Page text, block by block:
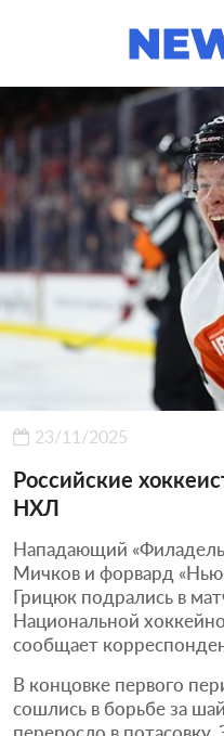
23/11/2025
Российские
НХЛ
Нападающий
Мичков и форвард
Грицюк подрались в
Национальной
сообщает
В концовке первого
сошлись в борьбе за